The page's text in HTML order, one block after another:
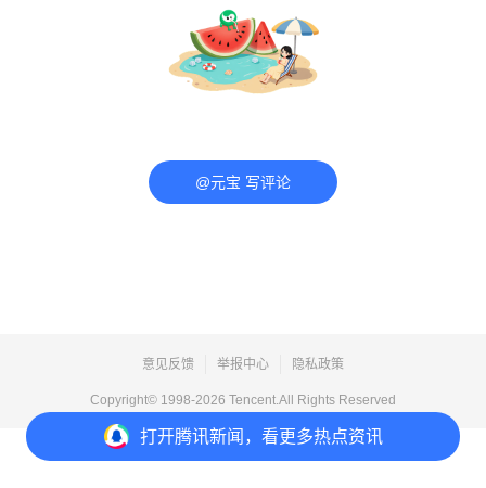
打开腾讯新闻，看更多热点资讯
@元宝 写评论
意见反馈 举报中心 隐私政策
Copyright© 1998-2026 Tencent.All Rights Reserved